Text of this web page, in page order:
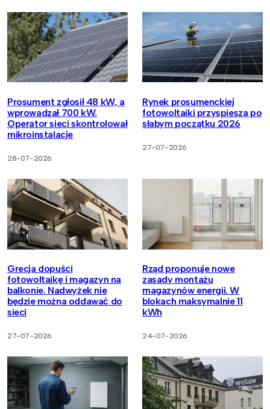
Prosument zgłosił 48 kW, a
wprowadzał 700 kW.
Operator sieci skontrolował
mikroinstalacje
28-07-2026
Rynek prosumenckiej
fotowoltaiki przyspiesza po
słabym początku 2026
27-07-2026
Grecja dopuści
fotowoltaikę i magazyn na
balkonie. Nadwyżek nie
będzie można oddawać do
sieci
27-07-2026
Rząd proponuje nowe
zasady montażu
magazynów energii. W
blokach maksymalnie 11
kWh
24-07-2026